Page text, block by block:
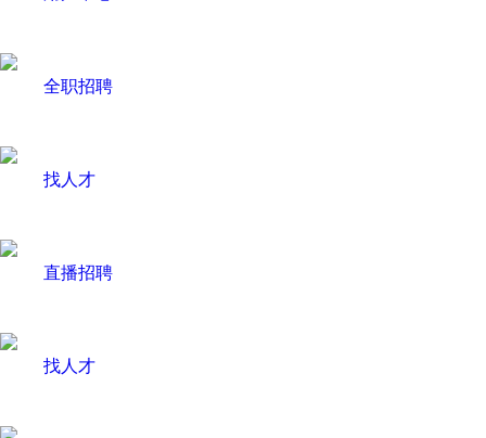
全职招聘
找人才
直播招聘
找人才